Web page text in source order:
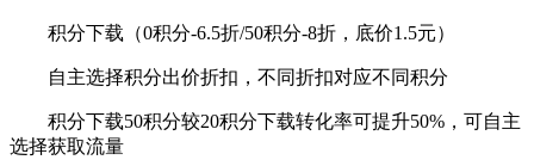
积分下载（0积分-6.5折/50积分-8折，底价1.5元）
自主选择积分出价折扣，不同折扣对应不同积分
积分下载50积分较20积分下载转化率可提升50%，可自主
选择获取流量